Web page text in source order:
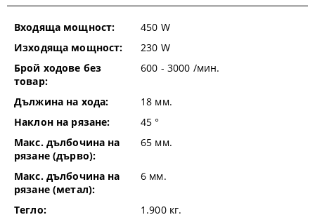
Входяща мощност: 450 W
Изходяща мощност:
230 W
Брой ходове без
товар:
600 - 3000 /мин.
Дължина на хода: 18 мм.
Наклон на рязане:
45 °
Макс. дълбочина на
рязане (дърво):
65 мм.
Макс. дълбочина на
рязане (метал):
6 мм.
Тегло: 1.900 кг.